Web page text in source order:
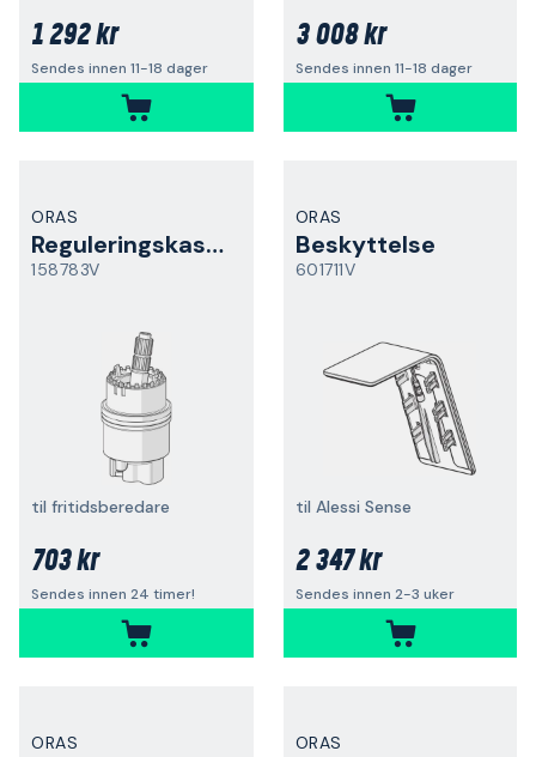
1 292 kr
Sendes innen 11-18 dager
3 008 kr
Sendes innen 11-18 dager
ORAS
Reguleringskassett
158783V
til fritidsberedare
703 kr
Sendes innen 24 timer!
ORAS
Beskyttelse
601711V
til Alessi Sense
2 347 kr
Sendes innen 2-3 uker
ORAS ORAS